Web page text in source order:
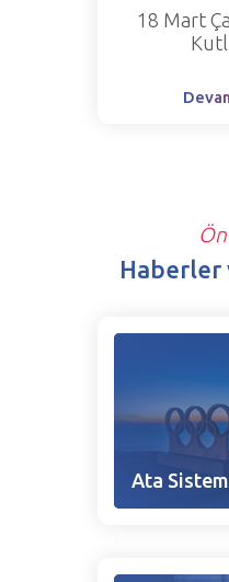
18 Mart
Haberler
Ata